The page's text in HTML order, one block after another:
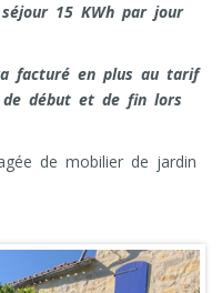
15 KWh par jour
facturé en plus au tarif
de début et de fin lors
de mobilier de jardin